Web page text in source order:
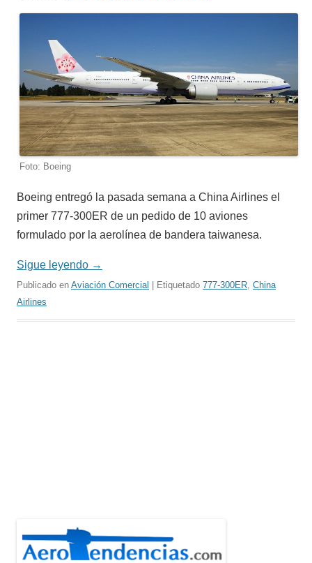
Foto: Boeing
Boeing entregó la pasada semana a China Airlines el
primer 777-300ER de un pedido de 10 aviones
formulado por la aerolínea de bandera taiwanesa.
Sigue leyendo →
Publicado en Aviación Comercial | Etiquetado 777-300ER, China
Airlines